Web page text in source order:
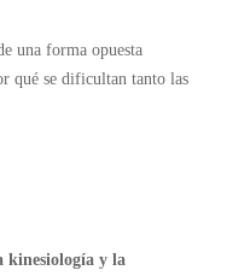
una forma opuesta
qué se dificultan tanto las
kinesiología y la